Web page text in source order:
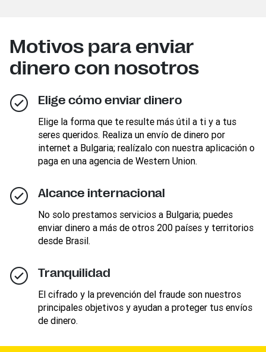
Motivos para enviar
dinero con nosotros
Elige cómo enviar dinero
Elige la forma que te resulte más útil a ti y a tus
seres queridos. Realiza un envío de dinero por
internet a Bulgaria; realízalo con nuestra aplicación o
paga en una agencia de Western Union.
Alcance internacional
No solo prestamos servicios a Bulgaria; puedes
enviar dinero a más de otros 200 países y territorios
desde Brasil.
Tranquilidad
El cifrado y la prevención del fraude son nuestros
principales objetivos y ayudan a proteger tus envíos
de dinero.